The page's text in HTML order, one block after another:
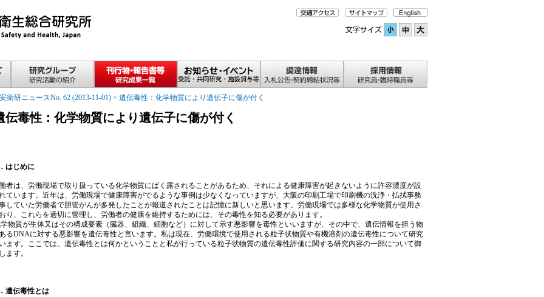
安衛研ニュースNo. 62 (2013-11-01) > 遺伝毒性：化学物質により遺伝子に傷が付く
伝毒性：化学物質により遺伝子に傷が付く
はじめに
者は、労働現場で取り扱っている化学物質にばく露されることがあるため、それによる健康障害が起きないように許容濃度が設
ています。近年は、労働現場で健康障害がでるような事例は少なくなっていますが、大阪の印刷工場で印刷機の洗浄・払拭事務
していた労働者で胆管がんが多発したことが報道されたことは記憶に新しいと思います。労働現場では多様な化学物質が使用さ
り、これらを適切に管理し、労働者の健康を維持するためには、その毒性を知る必要があります。
物質が生体又はその構成要素（臓器、組織、細胞など）に対して示す悪影響を毒性といいますが、その中で、遺伝情報を担う物
るDNAに対する悪影響を遺伝毒性と言います。私は現在、労働環境で使用される粒子状物質や有機溶剤の遺伝毒性について研究
ます。ここでは、遺伝毒性とは何かということと私が行っている粒子状物質の遺伝毒性評価に関する研究内容の一部について御
ます。
遺伝毒性とは